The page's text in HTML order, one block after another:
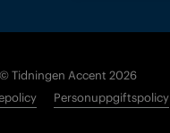
© Tidningen Accent 2026
Personuppgiftspolicy